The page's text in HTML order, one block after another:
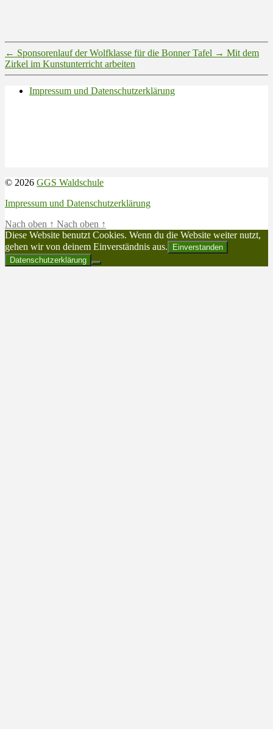
← Sponsorenlauf der Wolfklasse für die Bonner Tafel → Mit dem
Zirkel im Kunstunterricht arbeiten
Impressum und Datenschutzerklärung
© 2026 GGS Waldschule
Impressum und Datenschutzerklärung
Nach oben ↑ Nach oben ↑
Diese Website benutzt Cookies. Wenn du die Website weiter nutzt,
gehen wir von deinem Einverständnis aus.
Einverstanden
Datenschutzerklärung